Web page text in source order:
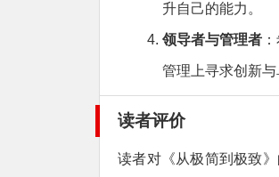
升自己的能力。
领导者与管理者
管理上寻求创新与
读者评价
读者对《从极简到极致